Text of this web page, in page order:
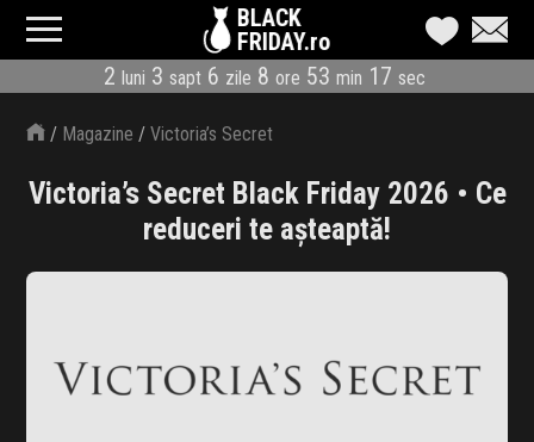
BLACK
FRIDAY.ro
2 luni 3 sapt 6 zile 8 ore 53 min 16 sec
CATEGORII
MAGAZINE
ÎNSCRIE MAGAZIN
LIVE BLOG
CODURI REDUCERE
/ Magazine /Victoria’s Secret
Victoria’s Secret Black Friday 2026 • Ce
reduceri te așteaptă!